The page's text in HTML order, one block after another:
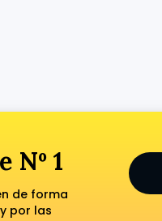
Nº 1
de forma
por las